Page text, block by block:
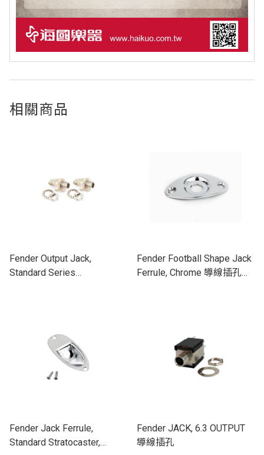
相關商品
Fender Output Jack,
Standard Series
Fender Football Shape Jack
Ferrule, Chrome 導線插孔面
Fender Jack Ferrule,
Standard Stratocaster,
Fender JACK, 6.3 OUTPUT
導線插孔